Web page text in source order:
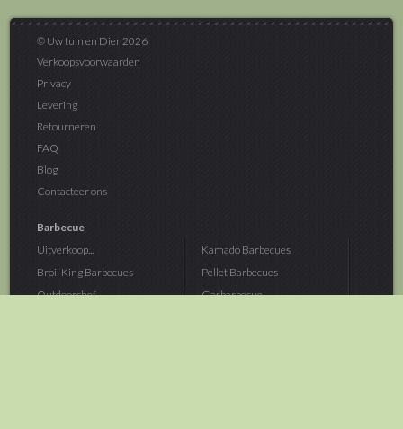
© Uw tuin en Dier 2026
Verkoopsvoorwaarden
Privacy
Levering
Retourneren
FAQ
Blog
Contacteer ons
Barbecue
Uitverkoop...
Broil King Barbecues
Outdoorchef...
Kamado Barbecues
Pellet Barbecues
Gasbarbecue